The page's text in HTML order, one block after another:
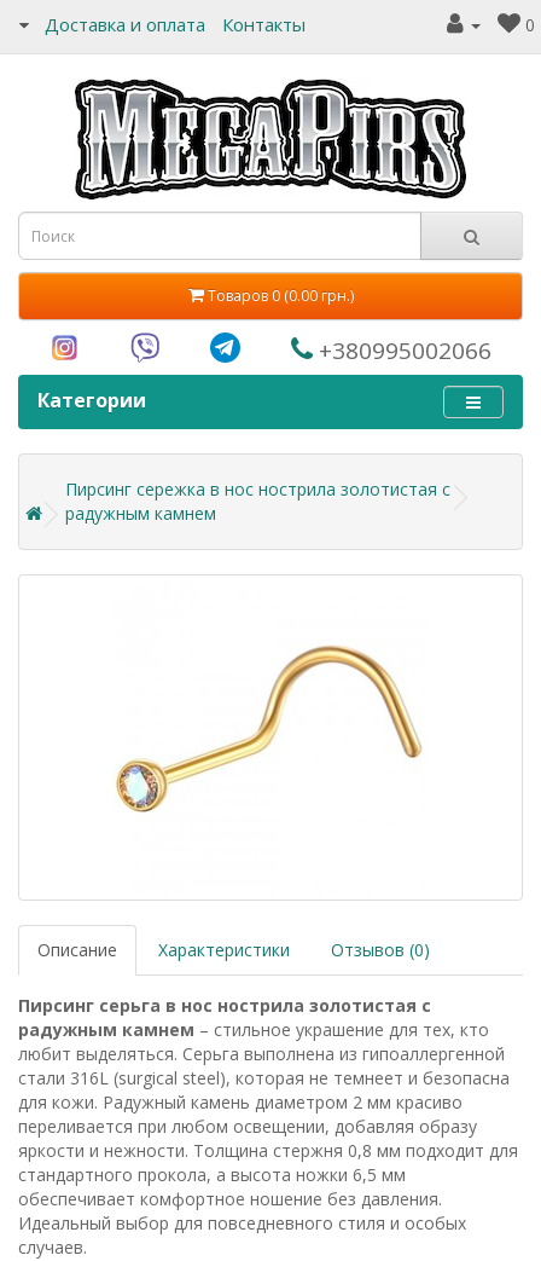
Доставка и оплата Контакты 0
Товаров 0 (0.00 грн.)
+380995002066
Категории
Пирсинг сережка в нос нострила золотистая с
радужным камнем
Описание Характеристики Отзывов (0)
Пирсинг серьга в нос нострила золотистая с
радужным камнем – стильное украшение для тех, кто
любит выделяться. Серьга выполнена из гипоаллергенной
стали 316L (surgical steel), которая не темнеет и безопасна
для кожи. Радужный камень диаметром 2 мм красиво
переливается при любом освещении, добавляя образу
яркости и нежности. Толщина стержня 0,8 мм подходит для
стандартного прокола, а высота ножки 6,5 мм
обеспечивает комфортное ношение без давления.
Идеальный выбор для повседневного стиля и особых
случаев.